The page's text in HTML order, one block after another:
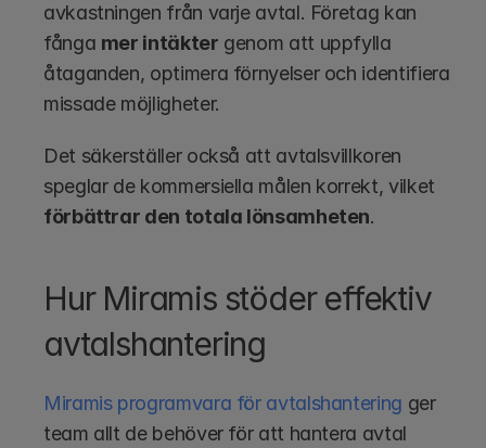
avkastningen från varje avtal. Företag kan
fånga mer intäkter genom att uppfylla
åtaganden, optimera förnyelser och identifiera
missade möjligheter.
Det säkerställer också att avtalsvillkoren
förbättrar den totala lönsamheten.
Hur Miramis stöder effektiv
avtalshantering
Miramis programvara för avtalshantering ger
team allt de behöver för att hantera avtal